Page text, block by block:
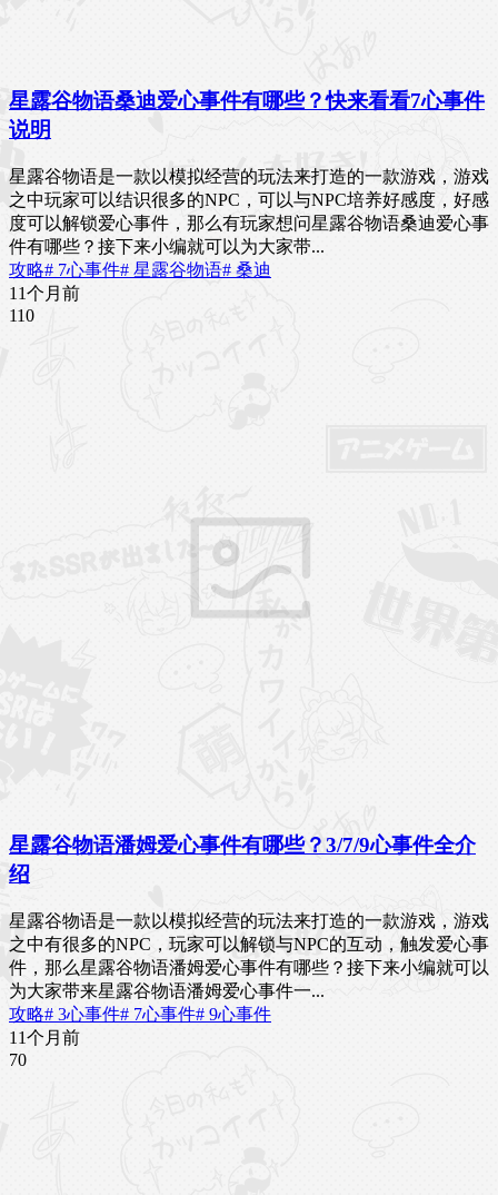
星露谷物语桑迪爱心事件有哪些？快来看看7心事件
说明
星露谷物语是一款以模拟经营的玩法来打造的一款游戏，游戏
之中玩家可以结识很多的NPC，可以与NPC培养好感度，好感
度可以解锁爱心事件，那么有玩家想问星露谷物语桑迪爱心事
件有哪些？接下来小编就可以为大家带...
攻略# 7心事件# 星露谷物语# 桑迪
11个月前
110
星露谷物语潘姆爱心事件有哪些？3/7/9心事件全介
绍
星露谷物语是一款以模拟经营的玩法来打造的一款游戏，游戏
之中有很多的NPC，玩家可以解锁与NPC的互动，触发爱心事
件，那么星露谷物语潘姆爱心事件有哪些？接下来小编就可以
为大家带来星露谷物语潘姆爱心事件一...
攻略# 3心事件# 7心事件# 9心事件
11个月前
70